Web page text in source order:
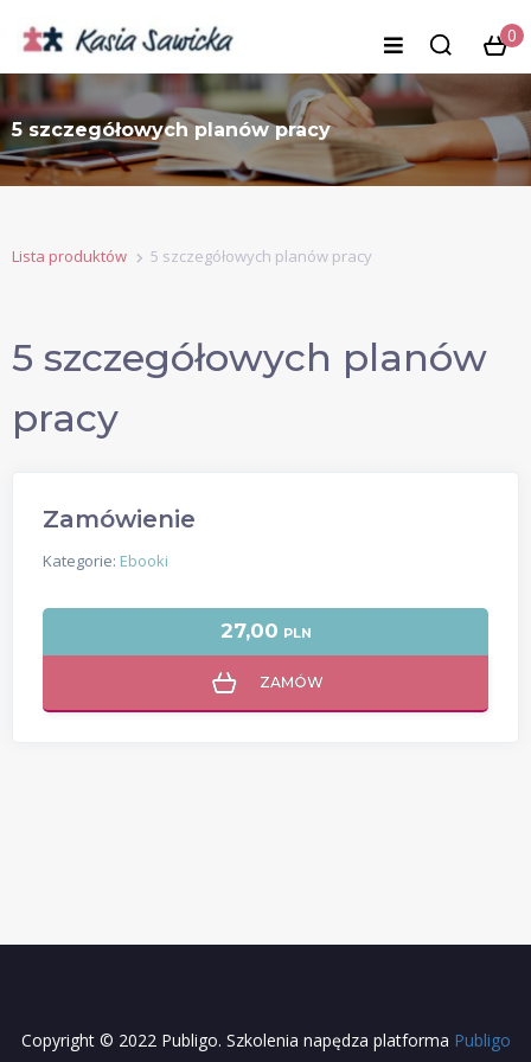
0
5 szczegółowych planów pracy
Lista produktów 5 szczegółowych planów pracy
5 szczegółowych planów
pracy
Zamówienie
Kategorie: Ebooki
27,00 PLN
ZAMÓW
Copyright © 2022 Publigo. Szkolenia napędza platforma Publigo